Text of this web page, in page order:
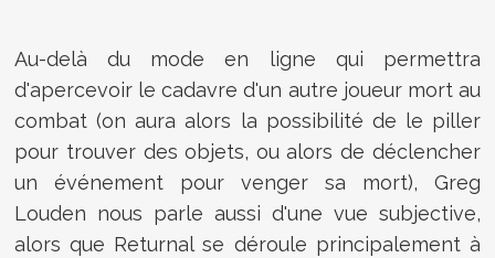
Au-delà du mode en ligne qui permettra
d'apercevoir le cadavre d'un autre joueur mort au
combat (on aura alors la possibilité de le piller
pour trouver des objets, ou alors de déclencher
un événement pour venger sa mort), Greg
Louden nous parle aussi d'une vue subjective,
alors que Returnal se déroule principalement à